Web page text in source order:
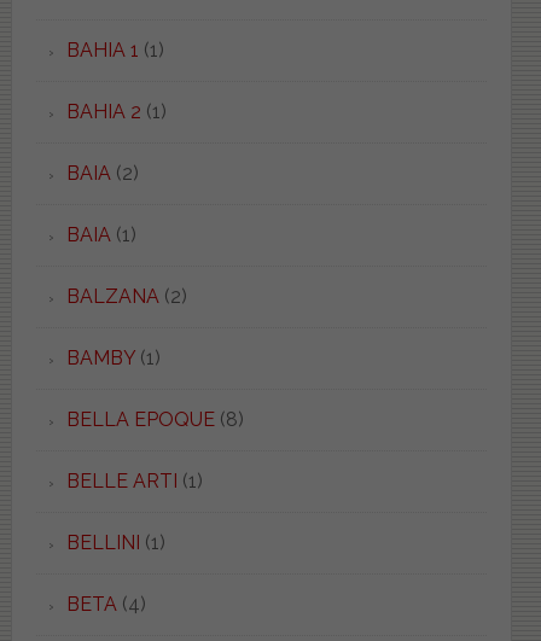
BAHIA 1 (1)
BAHIA 2 (1)
BAIA (2)
BAIA (1)
BALZANA (2)
BAMBY(1)
BELLA EPOQUE(8)
BELLE ARTI (1)
BELLINI (1)
BETA (4)